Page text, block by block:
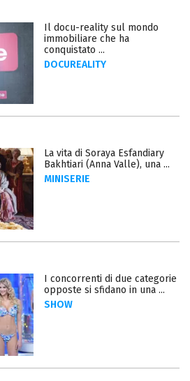
Il docu-reality sul mondo
immobiliare che ha
conquistato ...
DOCUREALITY
La vita di Soraya Esfandiary
Bakhtiari (Anna Valle), una ...
MINISERIE
I concorrenti di due categorie
opposte si sfidano in una ...
SHOW